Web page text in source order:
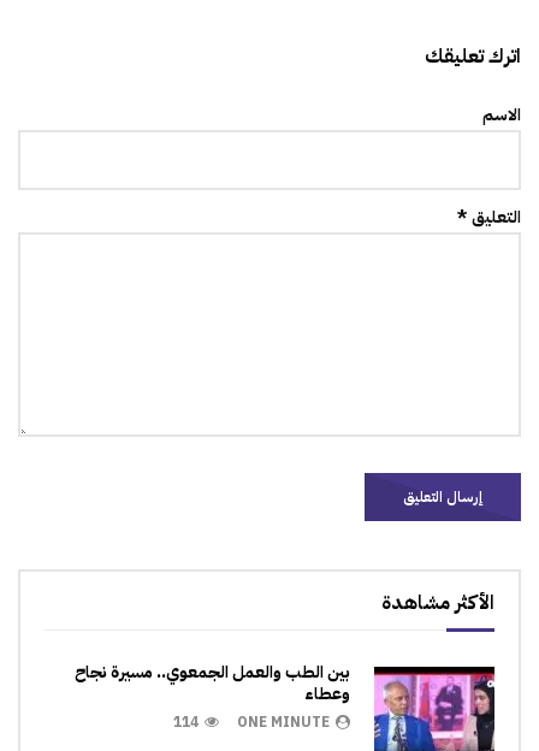
اترك تعليقك
الاسم
التعليق *
الأكثر مشاهدة
بين الطب والعمل الجمعوي.. مسيرة نجاح
وعطاء
ONE MINUTE
114